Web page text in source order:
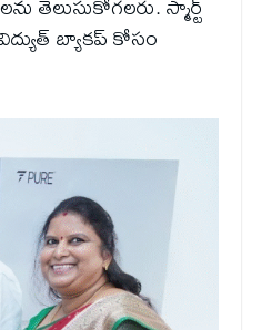
బ్యాకప్ కోసం